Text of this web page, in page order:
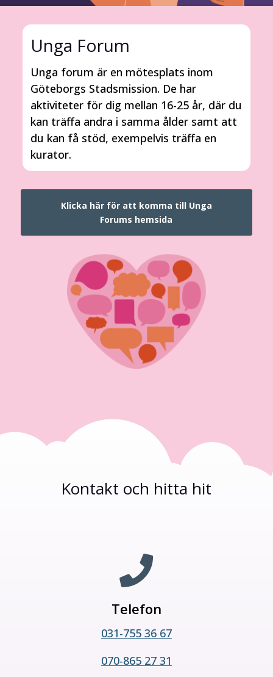
Unga Forum
Unga forum är en mötesplats inom
Göteborgs Stadsmission. De har
aktiviteter för dig mellan 16-25 år, där du
kan träffa andra i samma ålder samt att
du kan få stöd, exempelvis träffa en
kurator.
Klicka här för att komma till Unga
Forums hemsida
Kontakt och hitta hit

Telefon
031-755 36 67
070-865 27 31